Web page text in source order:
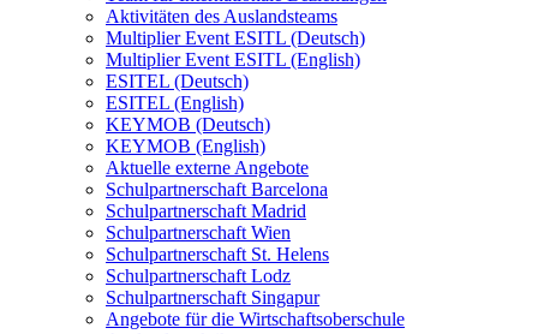
Aktivitäten des Auslandsteams
Multiplier Event ESITL (Deutsch)
Multiplier Event ESITL (English)
ESITEL (Deutsch)
ESITEL (English)
KEYMOB (Deutsch)
KEYMOB (English)
Aktuelle externe Angebote
Schulpartnerschaft Barcelona
Schulpartnerschaft Madrid
Schulpartnerschaft Wien
Schulpartnerschaft St. Helens
Schulpartnerschaft Lodz
Schulpartnerschaft Singapur
Angebote für die Wirtschaftsoberschule